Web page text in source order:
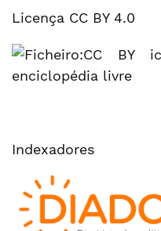
Licença CC BY 4.0
Indexadores